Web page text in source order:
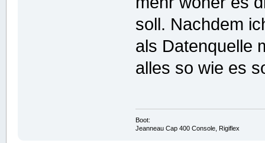
soll. Nachdem
als Datenquelle
alles so wie es
Boot:
Jeanneau Cap 400 Console, Rigiflex